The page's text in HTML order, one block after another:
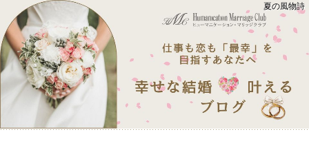
夏の風物詩